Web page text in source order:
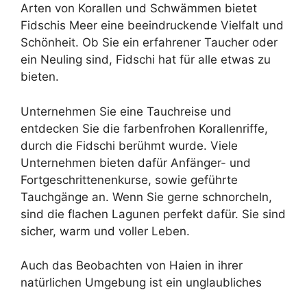
Arten von Korallen und Schwämmen bietet
Fidschis Meer eine beeindruckende Vielfalt und
Schönheit. Ob Sie ein erfahrener Taucher oder
ein Neuling sind, Fidschi hat für alle etwas zu
bieten.
Unternehmen Sie eine Tauchreise und
entdecken Sie die farbenfrohen Korallenriffe,
durch die Fidschi berühmt wurde. Viele
Unternehmen bieten dafür Anfänger- und
Fortgeschrittenenkurse, sowie geführte
Tauchgänge an. Wenn Sie gerne schnorcheln,
sind die flachen Lagunen perfekt dafür. Sie sind
sicher, warm und voller Leben.
Auch das Beobachten von Haien in ihrer
natürlichen Umgebung ist ein unglaubliches